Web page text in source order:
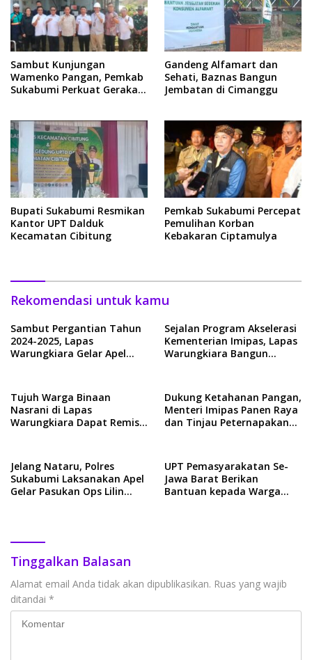
Sambut Kunjungan
Wamenko Pangan, Pemkab
Sukabumi Perkuat Gerakan
Gandeng Alfamart dan
Sehati, Baznas Bangun
Jembatan di Cimanggu
Bupati Sukabumi Resmikan
Kantor UPT Dalduk
Kecamatan Cibitung
Pemkab Sukabumi Percepat
Pemulihan Korban
Kebakaran Ciptamulya
Rekomendasi untuk kamu
Sambut Pergantian Tahun
2024-2025, Lapas
Warungkiara Gelar Apel
Sejalan Program Akselerasi
Kementerian Imipas, Lapas
Warungkiara Bangun
Tujuh Warga Binaan
Nasrani di Lapas
Warungkiara Dapat Remisi
Dukung Ketahanan Pangan,
Menteri Imipas Panen Raya
dan Tinjau Peternapakan
Jelang Nataru, Polres
Sukabumi Laksanakan Apel
Gelar Pasukan Ops Lilin
UPT Pemasyarakatan Se-
Jawa Barat Berikan
Bantuan kepada Warga
Tinggalkan Balasan
Alamat email Anda tidak akan dipublikasikan. Ruas yang wajib
ditandai *